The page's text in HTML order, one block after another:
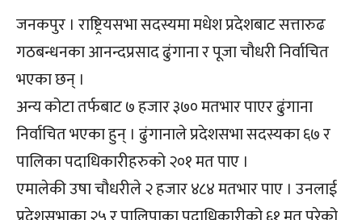
जनकपुर । राष्ट्रियसभा सदस्यमा मधेश प्रदेशबाट सत्तारुढ
गठबन्धनका आनन्दप्रसाद ढुंगाना र पूजा चौधरी निर्वाचित
भएका छन् ।
अन्य कोटा तर्फबाट ७ हजार ३७० मतभार पाएर ढुंगाना
निर्वाचित भएका हुन् । ढुंगानाले प्रदेशसभा सदस्यका ६७ र
पालिका पदाधिकारीहरुको २०१ मत पाए ।
एमालेकी उषा चौधरीले २ हजार ४८४ मतभार पाए । उनलाई